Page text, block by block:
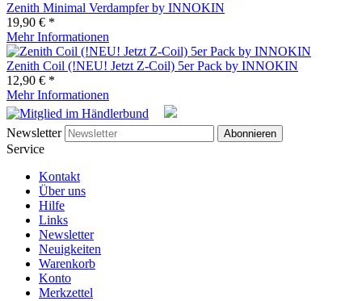
Zenith Minimal Verdampfer by INNOKIN
19,90 € *
Mehr Informationen
Zenith Coil (!NEU! Jetzt Z-Coil) 5er Pack by INNOKIN
12,90 € *
Mehr Informationen
Newsletter Abonnieren
Service
Kontakt
Über uns
Hilfe
Links
Newsletter
Neuigkeiten
Warenkorb
Konto
Merkzettel